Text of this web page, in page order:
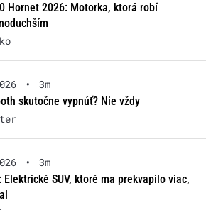
Hornet 2026: Motorka, ktorá robí
•
3m
skutočne vypnúť? Nie vždy
•
3m
Elektrické SUV, ktoré ma prekvapilo viac,